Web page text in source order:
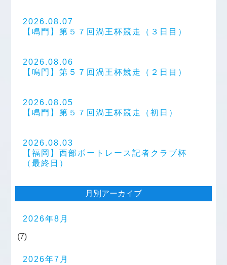
2026.08.07
【鳴門】第５７回渦王杯競走（３日目）
2026.08.06
【鳴門】第５７回渦王杯競走（２日目）
2026.08.05
【鳴門】第５７回渦王杯競走（初日）
2026.08.03
【福岡】西部ボートレース記者クラブ杯
（最終日）
月別アーカイブ
2026年8月
(7)
2026年7月